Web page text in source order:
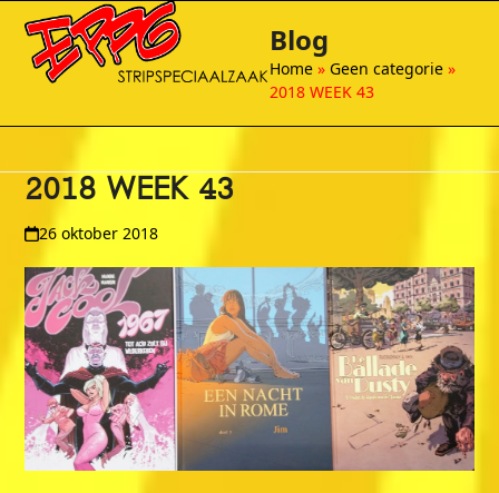
content
Open
mobile
menu
Close
mobile
menu
Blog
Home »Geen categorie »
2018 WEEK 43
2018 WEEK 43
26 oktober 2018